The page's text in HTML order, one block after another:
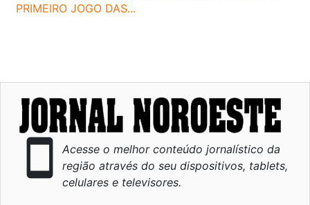
PRIMEIRO JOGO DAS...
smartphone
Acesse o melhor conteúdo jornalístico da
região através do seu dispositivos, tablets,
celulares e televisores.